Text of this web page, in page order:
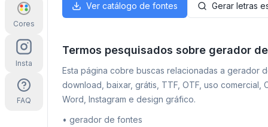
Cores
Insta
FAQ
Ver catálogo de fontes Gerar letras
Termos pesquisados sobre gerador
Esta página cobre buscas relacionadas a gerador
download, baixar, grátis, TTF, OTF, uso comercial,
Word, Instagram e design gráfico.
• gerador de fontes